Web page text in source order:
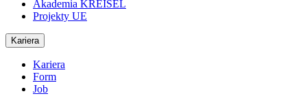
Akademia KREISEL
Projekty UE
Kariera
Kariera
Form
Job